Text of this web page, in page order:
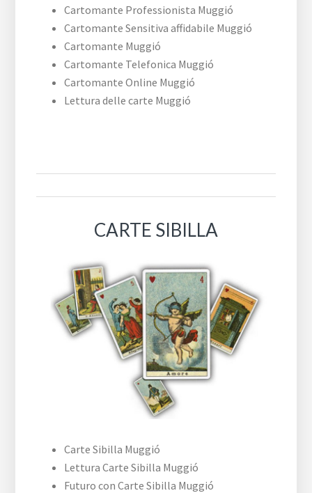
Cartomante Professionista Muggió
Cartomante Sensitiva affidabile Muggió
Cartomante Muggió
Cartomante Telefonica Muggió
Cartomante Online Muggió
Lettura delle carte Muggió
CARTE SIBILLA
Carte Sibilla Muggió
Lettura Carte Sibilla Muggió
Futuro con Carte Sibilla Muggió